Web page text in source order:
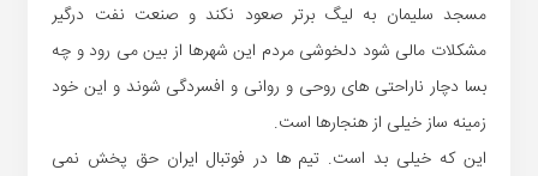
مسجد سلیمان به لیگ برتر صعود نکند و صنعت نفت درگیر
مشکلات مالی شود دلخوشی مردم این شهرها از بین می رود و چه
بسا دچار ناراحتی های روحی و روانی و افسردگی شوند و این خود
زمینه ساز خیلی از هنجارها است.
این که خیلی بد است. تیم ها در فوتبال ایران حق پخش نمی